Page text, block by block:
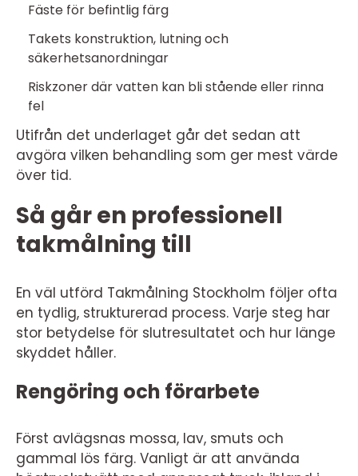
Fäste för befintlig färg
Takets konstruktion, lutning och
säkerhetsanordningar
Riskzoner där vatten kan bli stående eller rinna
fel
Utifrån det underlaget går det sedan att
avgöra vilken behandling som ger mest värde
över tid.
Så går en professionell
takmålning till
En väl utförd Takmålning Stockholm följer ofta
en tydlig, strukturerad process. Varje steg har
stor betydelse för slutresultatet och hur länge
skyddet håller.
Rengöring och förarbete
Först avlägsnas mossa, lav, smuts och
gammal lös färg. Vanligt är att använda